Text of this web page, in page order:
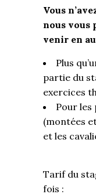
Vous
nous vous
venir en
Plus
partie du
exercices
Pour les
(montées
et les
Tarif du
fois :